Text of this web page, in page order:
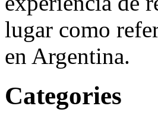
lugar como
en Argentina.
Categories